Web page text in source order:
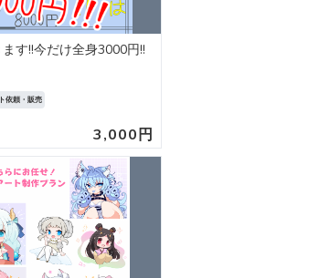
す!!今だけ全身3000円!!
依頼・販売
3,000円